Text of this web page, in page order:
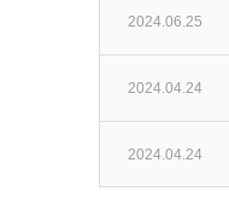
2024.06.25
2024.04.24
2024.04.24